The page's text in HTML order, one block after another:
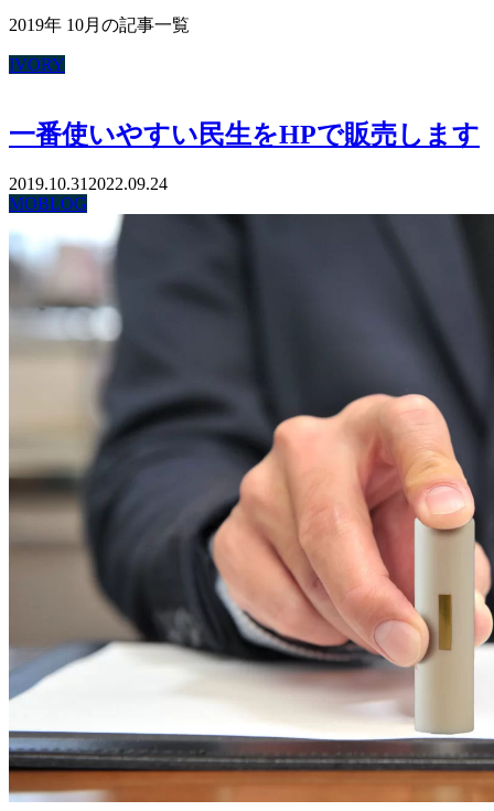
2019年 10月の記事一覧
IVORY
一番使いやすい民生をHPで販売します
2019.10.31 2022.09.24
MOBLOG